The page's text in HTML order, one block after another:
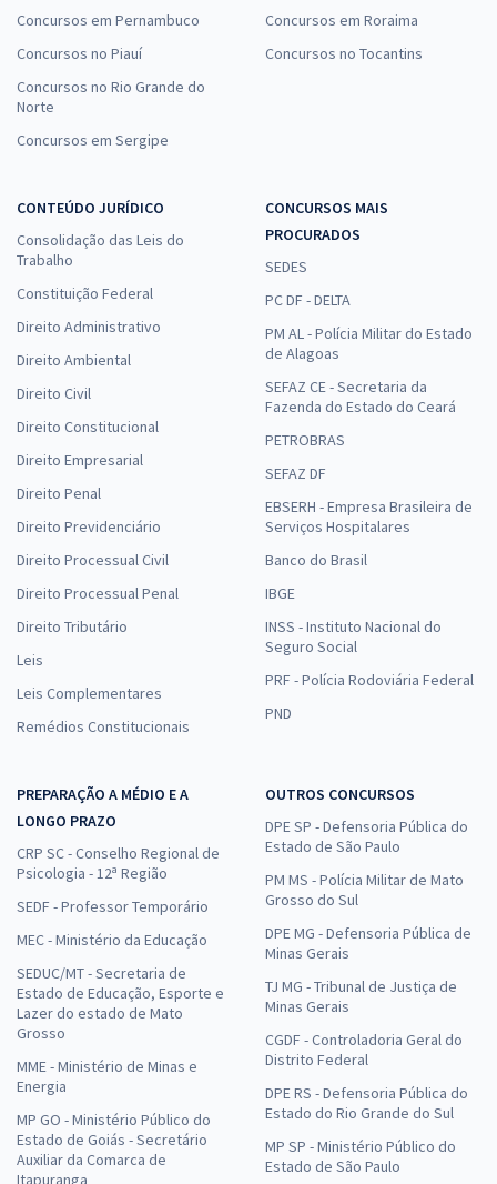
Concursos em Pernambuco
Concursos no Piauí
Concursos no Rio Grande do
Norte
Concursos em Sergipe
Concursos em Roraima
Concursos no Tocantins
CONTEÚDO JURÍDICO
Consolidação das Leis do
Trabalho
Constituição Federal
Direito Administrativo
Direito Ambiental
Direito Civil
Direito Constitucional
Direito Empresarial
Direito Penal
Direito Previdenciário
Direito Processual Civil
Direito Processual Penal
Direito Tributário
Leis
Leis Complementares
Remédios Constitucionais
CONCURSOS MAIS
PROCURADOS
SEDES
PC DF - DELTA
PM AL - Polícia Militar do Estado
de Alagoas
SEFAZ CE - Secretaria da
Fazenda do Estado do Ceará
PETROBRAS
SEFAZ DF
EBSERH - Empresa Brasileira de
Serviços Hospitalares
Banco do Brasil
IBGE
INSS - Instituto Nacional do
Seguro Social
PRF - Polícia Rodoviária Federal
PND
PREPARAÇÃO A MÉDIO E A
LONGO PRAZO
CRP SC - Conselho Regional de
Psicologia - 12ª Região
SEDF - Professor Temporário
MEC - Ministério da Educação
SEDUC/MT - Secretaria de
Estado de Educação, Esporte e
Lazer do estado de Mato
Grosso
MME - Ministério de Minas e
Energia
MP GO - Ministério Público do
Estado de Goiás - Secretário
Auxiliar da Comarca de
Itapuranga
OUTROS CONCURSOS
DPE SP - Defensoria Pública do
Estado de São Paulo
PM MS - Polícia Militar de Mato
Grosso do Sul
DPE MG - Defensoria Pública de
Minas Gerais
TJ MG - Tribunal de Justiça de
Minas Gerais
CGDF - Controladoria Geral do
Distrito Federal
DPE RS - Defensoria Pública do
Estado do Rio Grande do Sul
MP SP - Ministério Público do
Estado de São Paulo